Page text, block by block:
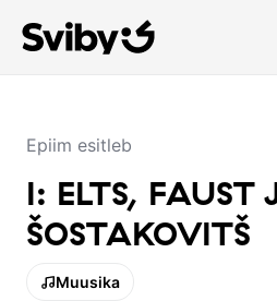
Epiim esitleb
I: ELTS, FAUST
ŠOSTAKOVITŠ
Muusika